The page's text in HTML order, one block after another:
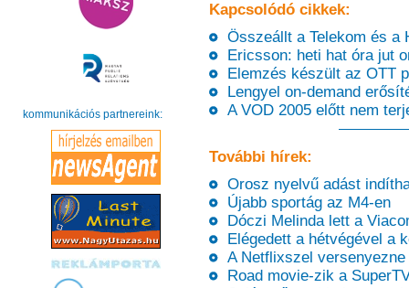
kommunikációs partnereink:
Kapcsolódó cikkek:
Összeállt a Telekom és a
Ericsson: heti hat óra jut
Elemzés készült az OTT
Lengyel on-demand
A VOD 2005 előtt nem
További hírek:
Orosz nyelvű adást
Újabb sportág az M4-en
Dóczi Melinda lett a
Elégedett a hétvégével a
A Netflixszel versenyezne
Road movie-zik a